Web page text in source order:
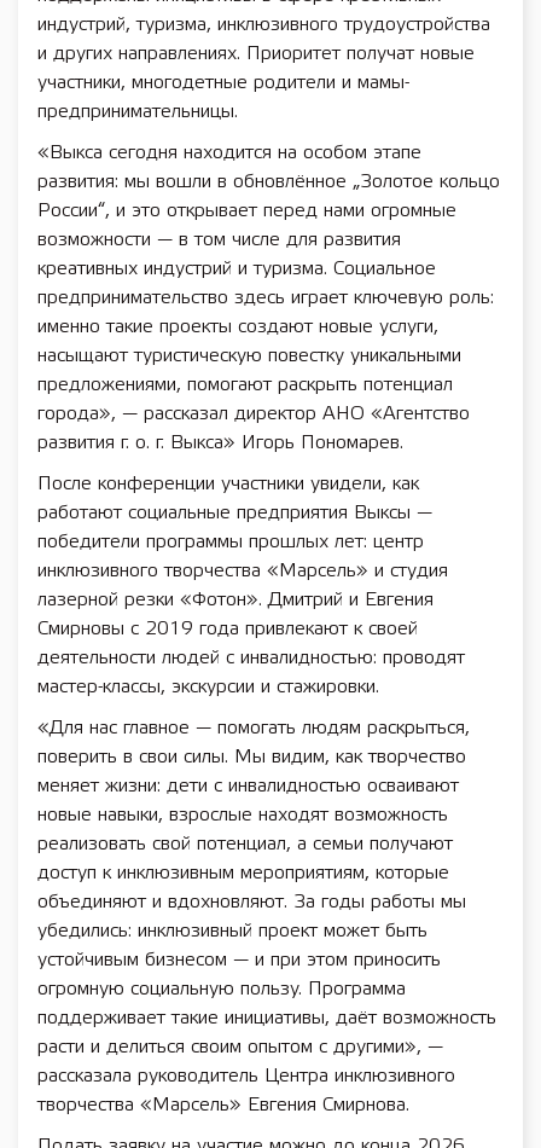
индустрий, туризма, инклюзивного трудоустройства
и других направлениях. Приоритет получат новые
участники, многодетные родители и мамы-
предпринимательницы.
«Выкса сегодня находится на особом этапе
развития: мы вошли в обновлённое „Золотое кольцо
России“, и это открывает перед нами огромные
возможности — в том числе для развития
креативных индустрий и туризма. Социальное
предпринимательство здесь играет ключевую роль:
именно такие проекты создают новые услуги,
насыщают туристическую повестку уникальными
предложениями, помогают раскрыть потенциал
города», — рассказал директор АНО «Агентство
развития г. о. г. Выкса» Игорь Пономарев.
После конференции участники увидели, как
работают социальные предприятия Выксы —
победители программы прошлых лет: центр
инклюзивного творчества «Марсель» и студия
лазерной резки «Фотон». Дмитрий и Евгения
Смирновы с 2019 года привлекают к своей
деятельности людей с инвалидностью: проводят
мастер-классы, экскурсии и стажировки.
«Для нас главное — помогать людям раскрыться,
поверить в свои силы. Мы видим, как творчество
меняет жизни: дети с инвалидностью осваивают
новые навыки, взрослые находят возможность
реализовать свой потенциал, а семьи получают
доступ к инклюзивным мероприятиям, которые
объединяют и вдохновляют. За годы работы мы
убедились: инклюзивный проект может быть
устойчивым бизнесом — и при этом приносить
огромную социальную пользу. Программа
поддерживает такие инициативы, даёт возможность
расти и делиться своим опытом с другими», —
рассказала руководитель Центра инклюзивного
творчества «Марсель» Евгения Смирнова.